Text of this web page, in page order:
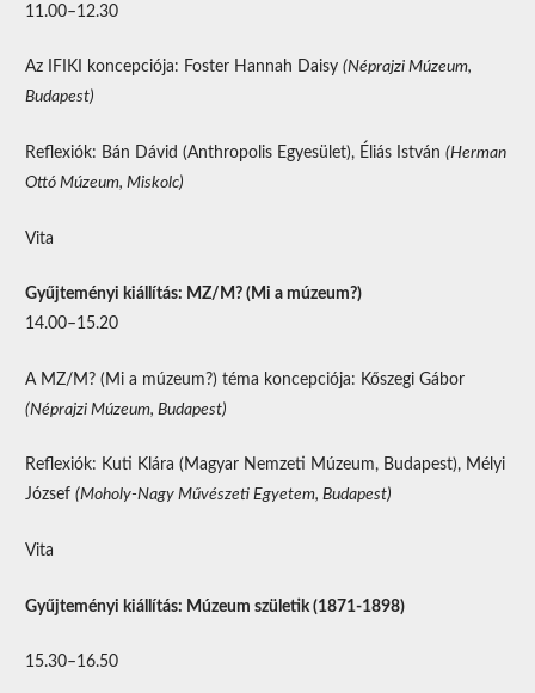
11.00–12.30
Az IFIKI koncepciója: Foster Hannah Daisy (Néprajzi Múzeum,
Budapest)
Reflexiók: Bán Dávid (Anthropolis Egyesület), Éliás István (Herman
Ottó Múzeum, Miskolc)
Vita
Gyűjteményi kiállítás: MZ/M? (Mi a múzeum?)
14.00–15.20
A MZ/M? (Mi a múzeum?) téma koncepciója: Kőszegi Gábor
(Néprajzi Múzeum, Budapest)
Reflexiók: Kuti Klára (Magyar Nemzeti Múzeum, Budapest), Mélyi
József (Moholy-Nagy Művészeti Egyetem, Budapest)
Vita
Gyűjteményi kiállítás: Múzeum születik (1871-1898)
15.30–16.50